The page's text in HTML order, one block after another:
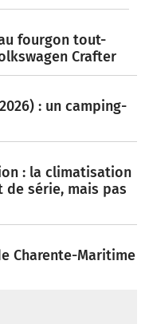
fourgon tout-
Crafter
: un camping-
: la climatisation
série, mais pas
Charente-Maritime